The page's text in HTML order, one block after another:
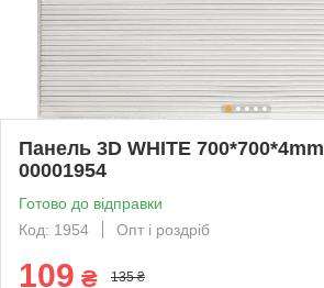
Панель 3D WHITE
00001954
Готово до відправки
Код: 1954
Опт і роздріб
109 ₴ 135 ₴